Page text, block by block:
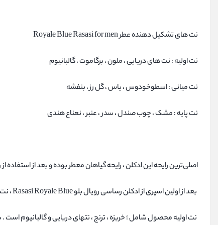
نت های تشکیل دهنده عطر Royale Blue Rasasi for men
نت اوليه : نت های دريایی ، ملون ، برگاموت ، گالبانيوم
نت ميانی : اسطوخودوس ، ياس ، گل رز ، بنفشه
نت پايه : مشک ، چوب صندل ، سدر ، عنبر ، نعناع هندی
اصلی‌ترین رایحه این ادکلن ، رایحه گیاهان معطر بوده و بعد از استفاده
بعد از اولین اسپری از ادکلن رساسی رویال بلو Rasasi Royale Blue ، نت اولیه فرا خواهد رسید.
نت اولیه محصول شامل ؛ خربزه ، ترنج ، نتهای دریایی و گالبانیوم